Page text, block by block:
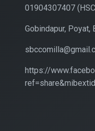
01904307407
Gobindapur, Poyat,
https://